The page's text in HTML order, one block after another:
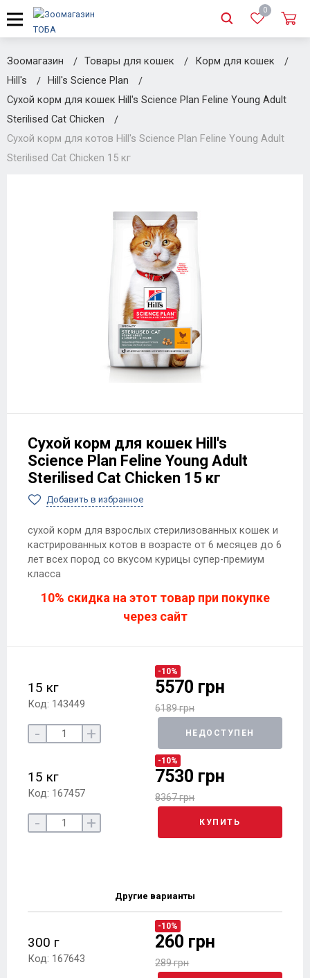
0
Зоомагазин Товары для кошек
Корм для кошек
Hill's
Hill's Science Plan
Сухой корм для кошек Hill's Science Plan Feline Young Adult
Sterilised Cat Chicken
Сухой корм для котов Hill's Science Plan Feline Young Adult
Sterilised Cat Chicken 15 кг
Сухой корм для кошек Hill's
Science Plan Feline Young Adult
Sterilised Cat Chicken 15 кг
Добавить в избранное
сухой корм для взрослых стерилизованных кошек и
кастрированных котов в возрасте от 6 месяцев до 6
лет всех пород со вкусом курицы супер-премиум
класса
10% скидка на этот товар при покупке
через сайт
15 кг
Код: 143449
-10%
5570 грн
6189 грн
- + НЕДОСТУПЕН
15 кг
Код: 167457
-10%
7530 грн
8367 грн
- + КУПИТЬ
Другие варианты
300 г
Код: 167643
-10%
260 грн
289 грн